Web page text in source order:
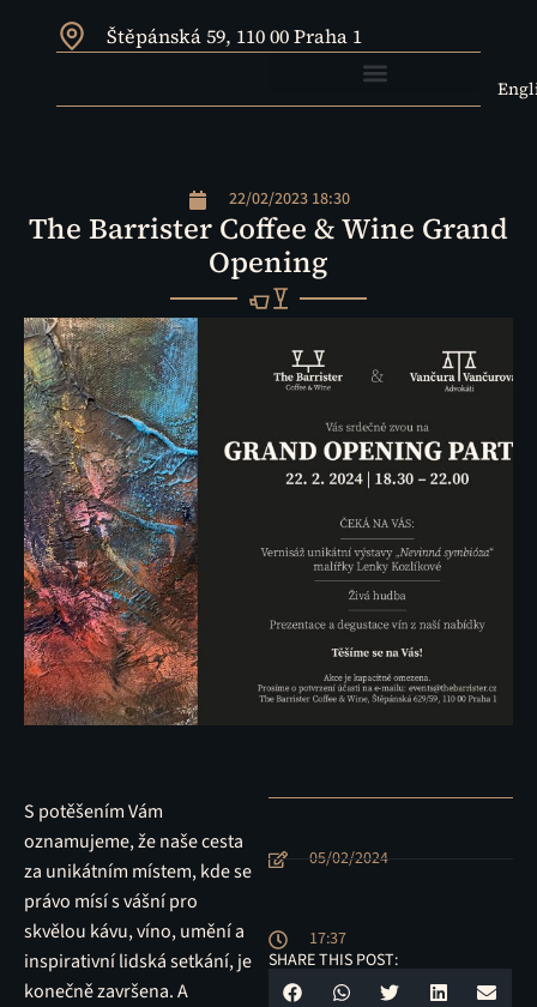
Štěpánská 59, 110 00 Praha 1
22/02/2023 18:30
The Barrister Coffee & Wine Grand
Opening
05/02/2024
17:37
SHARE THIS POST:
S potěšením Vám
oznamujeme, že naše cesta
za unikátním místem, kde se
právo mísí s vášní pro
skvělou kávu, víno, umění a
inspirativní lidská setkání, je
konečně završena. A